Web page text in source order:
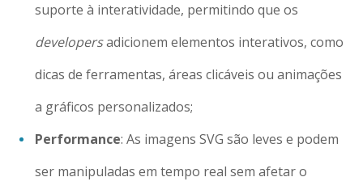
suporte à interatividade, permitindo que os
developersadicionem elementos interativos, como
dicas de ferramentas, áreas clicáveis ​​ou animações
a gráficos personalizados;
Performance: As imagens SVG são leves e podem
ser manipuladas em tempo real sem afetar o